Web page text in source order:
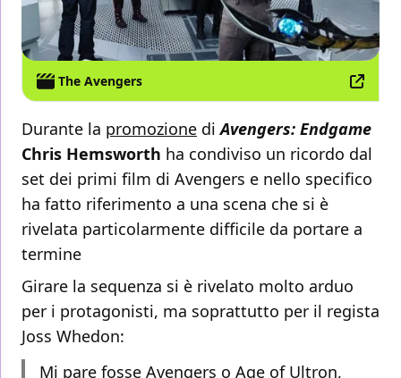
The Avengers
Durante la promozione di Avengers: Endgame
Chris Hemsworth ha condiviso un ricordo dal
set dei primi film di Avengers e nello specifico
ha fatto riferimento a una scena che si è
rivelata particolarmente difficile da portare a
termine
Girare la sequenza si è rivelato molto arduo
per i protagonisti, ma soprattutto per il regista
Joss Whedon:
Mi pare fosse Avengers o Age of Ultron,